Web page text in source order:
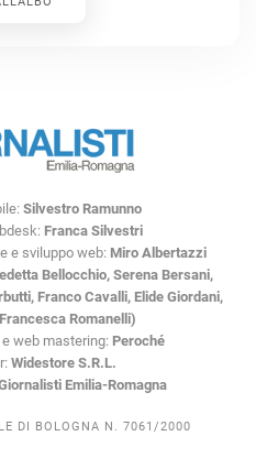
Silvestro Ramunno
Franca Silvestri
e sviluppo web: Miro Albertazzi
Bellocchio, Serena Bersani,
Franco Cavalli, Elide Giordani,
Romanelli)
web mastering: Peroché
Widestore S.R.L.
Emilia-Romagna
DI BOLOGNA N. 7061/2000